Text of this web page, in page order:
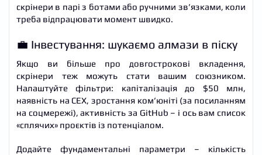
скрінери в парі з ботами або ручними зв’язками, коли
треба відпрацювати момент швидко.
💼 Інвестування: шукаємо алмази в піску
Якщо ви більше про довгострокові вкладення,
скрінери теж можуть стати вашим союзником.
Налаштуйте фільтри: капіталізація до $50 млн,
наявність на CEX, зростання ком’юніті (за посиланням
на соцмережі), активність за GitHub – і ось вам список
«сплячих» проєктів із потенціалом.
Додайте фундаментальні параметри – кількість